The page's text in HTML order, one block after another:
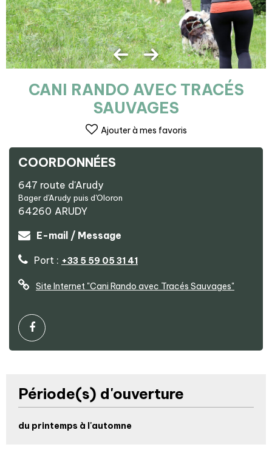
CANI RANDO AVEC TRACÉS
SAUVAGES
Ajouter à mes favoris
COORDONNÉES
647 route d'Arudy
Bager d'Arudy puis d'Oloron
64260 ARUDY
E-mail / Message
Port : +33 5 59 05 31 41
Site Internet "Cani Rando avec Tracés Sauvages"
Période(s) d'ouverture
du printemps à l'automne